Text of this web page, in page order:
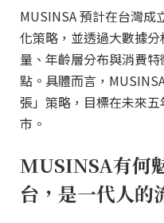
MUSINSA 預計在台灣成
化策略，並透過大數據
量、年齡層分布與消費
點。具體而言，
張」策略，目標在未來
市。
MUSINSA有何
台，是一代人的